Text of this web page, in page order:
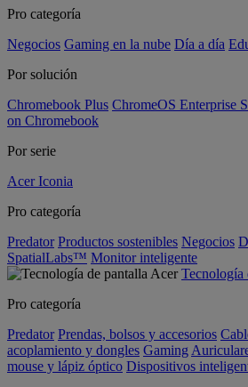
Pro categoría
Negocios Gaming en la nube Día a día
Por solución
Chromebook Plus ChromeOS Enterprise
on Chromebook
Por serie
Acer Iconia
Pro categoría
Predator Productos sostenibles Negocios
SpatialLabs™ Monitor inteligente
Tecnología
Pro categoría
Predator Prendas, bolsos y accesorios
acoplamiento y dongles Gaming
mouse y lápiz óptico Dispositivos